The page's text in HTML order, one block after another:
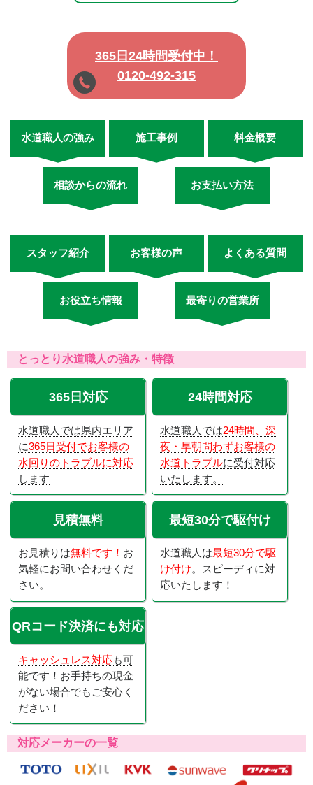
365日24時間受付中！
0120-492-315
水道職人の強み 施工事例 料金概要
相談からの流れ お支払い方法
スタッフ紹介 お客様の声 よくある質問
お役立ち情報 最寄りの営業所
とっとり水道職人の強み・特徴
365日対応
水道職人では県内エリア
に365日受付でお客様の
水回りのトラブルに対応
します
24時間対応
水道職人では24時間、深
夜・早朝問わずお客様の
水道トラブルに受付対応
いたします。
見積無料
お見積りは無料です！ お
気軽にお問い合わせくだ
さい。
最短30分で駆付け
水道職人は最短30分で駆
け付け。スピーディに対
応いたします！
QRコード決済にも対応
キャッシュレス対応も可
能です！お手持ちの現金
がない場合でもご安心く
ださい！
対応メーカーの一覧